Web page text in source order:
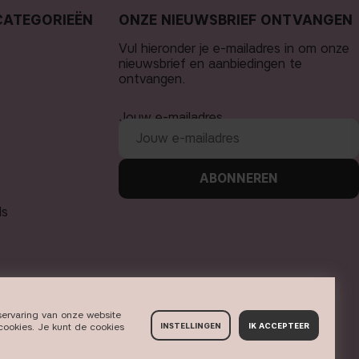
ONZE NIEUWSBRIEF ONTVANGEN
Vul hieronder je e-mailadres in om onze
nieuwsbrief en aanbiedingen te
ontvangen.
Jouw e-mailadres
ABONNEREN
van onze website
Je kunt de cookies
INSTELLINGEN IK ACCEPTEER